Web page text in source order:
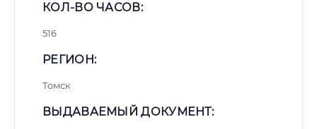
КОЛ-ВО ЧАСОВ:
516
РЕГИОН:
Томск
ВЫДАВАЕМЫЙ ДОКУМЕНТ: